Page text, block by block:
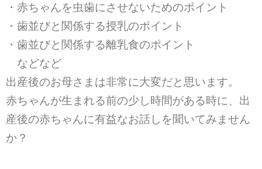
・赤ちゃんを虫歯にさせないためのポイント
・歯並びと関係する授乳のポイント
・歯並びと関係する離乳食のポイント
などなど
出産後のお母さまは非常に大変だと思います。
赤ちゃんが生まれる前の少し時間がある時に、出
産後の赤ちゃんに有益なお話しを聞いてみません
か？